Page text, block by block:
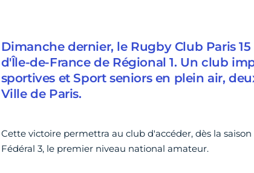
Dimanche dernier, le Rugby Club Paris
d'Île-de-France de Régional 1. Un club
sportives et Sport seniors en plein air,
Ville de Paris.
Cette victoire permettra au club d'accéder, dès la
Fédéral 3, le premier niveau national amateur.